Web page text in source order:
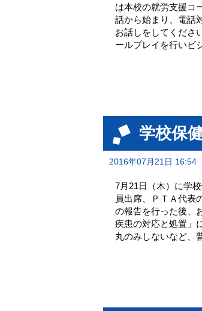
は本校の就労支援コ
話から始まり、電話
お話しをしてくださ
ールプレイを行いビ
学校保
2016年07月21日 16:54
7月21日（木）に学
員出席、ＰＴＡ代表
の報告を行った後、
疾患の対応と処置」
丸のみしないなど、